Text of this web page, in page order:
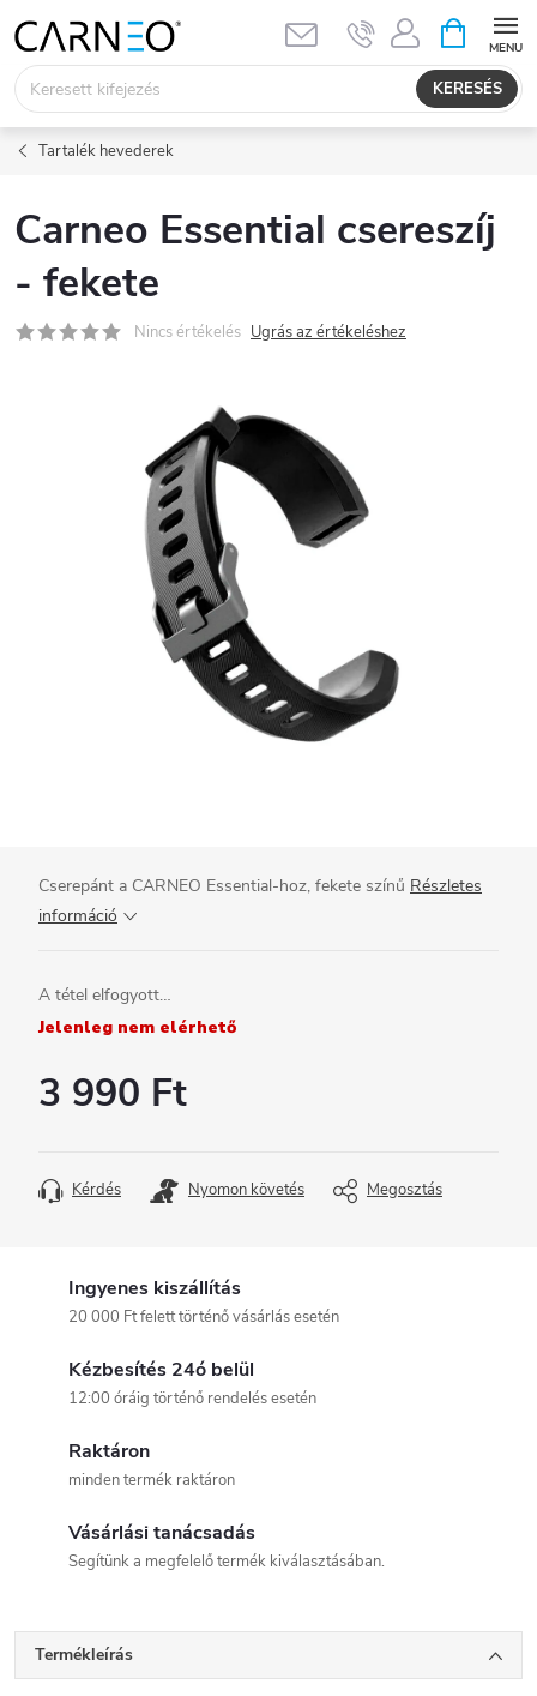
tartalomhoz
KERESÉS
KOSÁR
Tartalék hevederek
Carneo Essential csereszíj
- fekete
Nincs értékelés Ugrás az értékeléshez
Cserepánt a CARNEO Essential-hoz, fekete színű Részletes
információ
A tétel elfogyott…
Jelenleg nem elérhető
3 990 Ft
Kérdés Nyomon követés Megosztás
Ingyenes kiszállítás
20 000 Ft felett történő vásárlás esetén
Kézbesítés 24ó belül
12:00 óráig történő rendelés esetén
Raktáron
minden termék raktáron
Vásárlási tanácsadás
Segítünk a megfelelő termék kiválasztásában.
Termékleírás